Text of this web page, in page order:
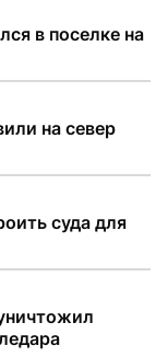
в поселке на
на север
суда для